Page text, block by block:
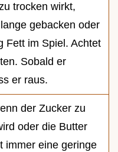
trocken wirkt,
gebacken oder
Fett im Spiel. Achtet
Sobald er
er raus.
der Zucker zu
oder die Butter
immer eine geringe